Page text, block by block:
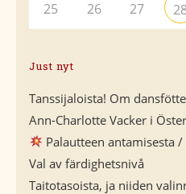
25 26 27
Just nyt
Tanssijaloista! Om
Ann-Charlotte Vacker i
Palautteen antamisesta /
Val av färdighetsnivå
Taitotasoista, ja niiden